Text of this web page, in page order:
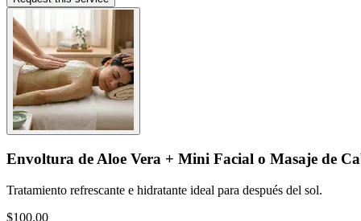
Envoltura de Aloe Vera + Mini Facial o Masaje de
Tratamiento refrescante e hidratante ideal para después del sol.
$100.00